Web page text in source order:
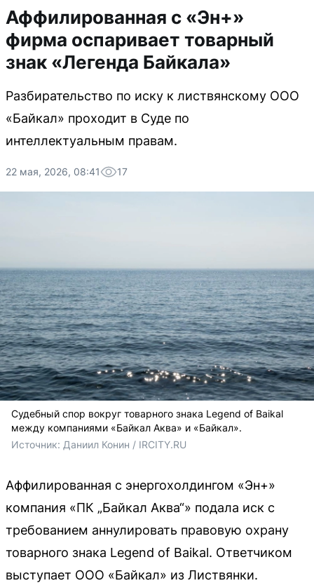
Аффилированная с «Эн+»
фирма оспаривает товарный
знак «Легенда Байкала»
Разбирательство по иску к листвянскому ООО
«Байкал» проходит в Суде по
интеллектуальным правам.
22 мая, 2026, 08:41 17
Судебный спор вокруг товарного знака Legend of Baikal
между компаниями «Байкал Аква» и «Байкал».
Источник: Даниил Конин / IRCITY.RU
Аффилированная с энергохолдингом «Эн+»
компания «ПК „Байкал Аква“» подала иск с
требованием аннулировать правовую охрану
товарного знака Legend of Baikal. Ответчиком
выступает ООО «Байкал» из Листвянки.